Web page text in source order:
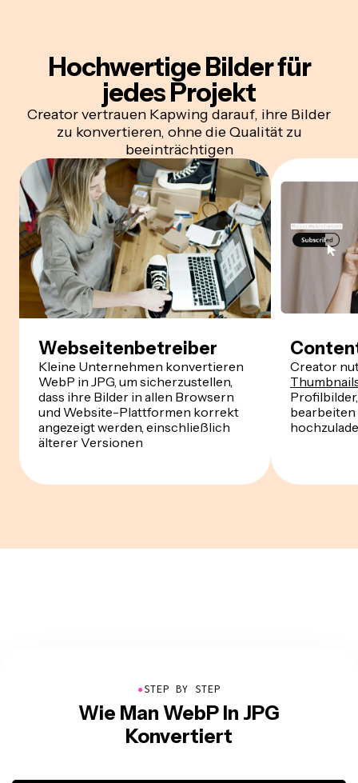
Hochwertige Bilderfür
jedes Projekt
Creator vertrauen Kapwing darauf, ihre Bilder
zu konvertieren, ohne die Qualität zu
beeinträchtigen
Webseitenbetreiber
Kleine Unternehmen konvertieren
WebP in JPG, um sicherzustellen,
dass ihre Bilder in allen Browsern
und Website-Plattformen korrekt
angezeigt werden, einschließlich
älterer Versionen
Creator
●STEP BY STEP
Wie Man WebP In JPG
Konvertiert